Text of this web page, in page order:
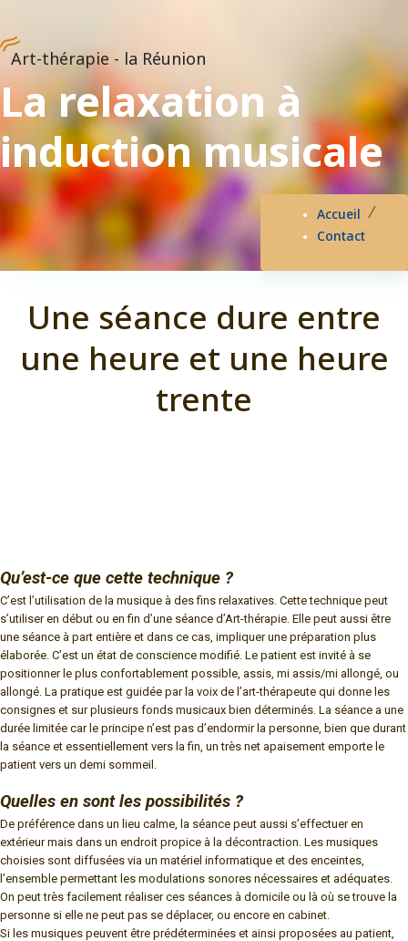
Art-thérapie - la Réunion
La relaxation à
induction musicale
Accueil
Contact
Une séance dure entre
une heure et une heure
trente
Qu’est-ce que cette technique ?
C’est l’utilisation de la musique à des fins relaxatives. Cette technique peut
s’utiliser en début ou en fin d’une séance d’Art-thérapie. Elle peut aussi être
une séance à part entière et dans ce cas, impliquer une préparation plus
élaborée. C’est un état de conscience modifié. Le patient est invité à se
positionner le plus confortablement possible, assis, mi assis/mi allongé, ou
allongé. La pratique est guidée par la voix de l’art-thérapeute qui donne les
consignes et sur plusieurs fonds musicaux bien déterminés. La séance a une
durée limitée car le principe n’est pas d’endormir la personne, bien que durant
la séance et essentiellement vers la fin, un très net apaisement emporte le
patient vers un demi sommeil.
Quelles en sont les possibilités ?
De préférence dans un lieu calme, la séance peut aussi s’effectuer en
extérieur mais dans un endroit propice à la décontraction. Les musiques
choisies sont diffusées via un matériel informatique et des enceintes,
l’ensemble permettant les modulations sonores nécessaires et adéquates.
On peut très facilement réaliser ces séances à domicile ou là où se trouve la
personne si elle ne peut pas se déplacer, ou encore en cabinet.
Si les musiques peuvent être prédéterminées et ainsi proposées au patient,